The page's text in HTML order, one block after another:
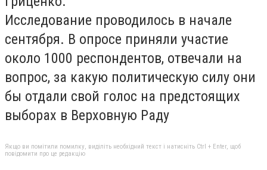
Исследование проводилось в начале
сентября. В опросе приняли участие
около 1000 респондентов, отвечали на
вопрос, за какую политическую силу они
бы отдали свой голос на предстоящих
выборах в Верховную Раду
Якщо ви помітили помилку, виділіть необхідний текст і натисніть Ctrl + Enter, щоб
повідомити про це редакцію